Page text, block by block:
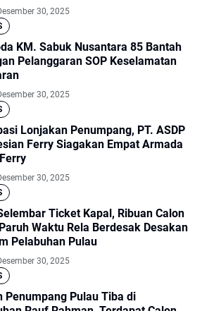
30, 2025
KM. Sabuk Nusantara 85 Bantah
Pelanggaran SOP Keselamatan
30, 2025
Lonjakan Penumpang, PT. ASDP
Ferry Siagakan Empat Armada
30, 2025
Ticket Kapal, Ribuan Calon
Waktu Rela Berdesak Desakan
Pelabuhan Pulau
30, 2025
Penumpang Pulau Tiba di